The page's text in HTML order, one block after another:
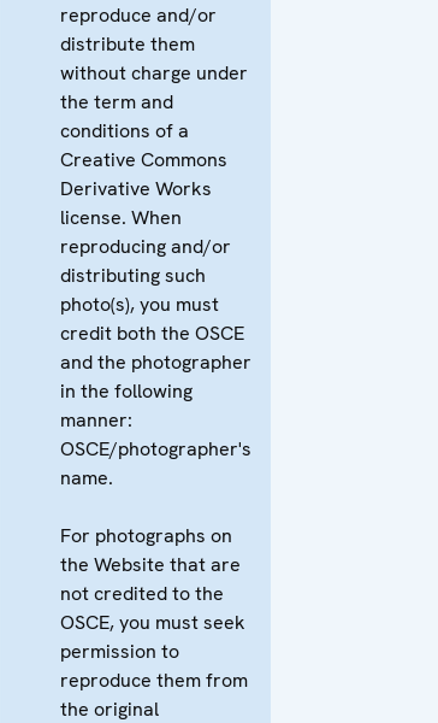
reproduce and/or
distribute them
without charge under
the term and
conditions of a
Creative Commons
Derivative Works
license. When
reproducing and/or
distributing such
photo(s), you must
credit both the OSCE
and the photographer
in the following
manner:
OSCE/photographer's
name.
For photographs on
the Website that are
not credited to the
OSCE, you must seek
permission to
reproduce them from
the original